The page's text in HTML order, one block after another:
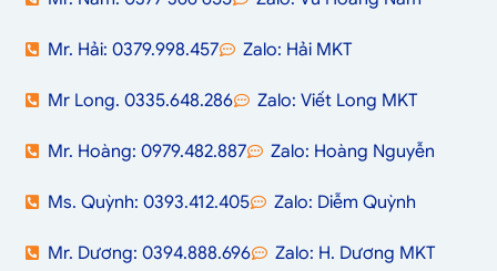
Mr. Hải: 0379.998.457 Zalo: Hải MKT
Mr Long. 0335.648.286 Zalo: Viết Long MKT
Mr. Hoàng: 0979.482.887 Zalo: Hoàng Nguyễn
Ms. Quỳnh: 0393.412.405 Zalo: Diễm Quỳnh
Mr. Dương: 0394.888.696 Zalo: H. Dương MKT